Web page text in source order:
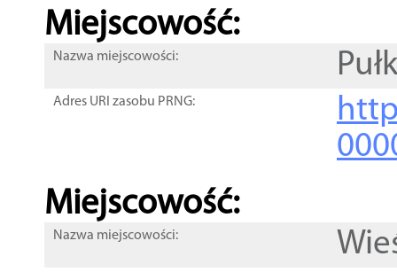
Miejscowość:
Nazwa miejscowości:
Adres URI zasobu PRNG:
Miejscowość:
Nazwa miejscowości: